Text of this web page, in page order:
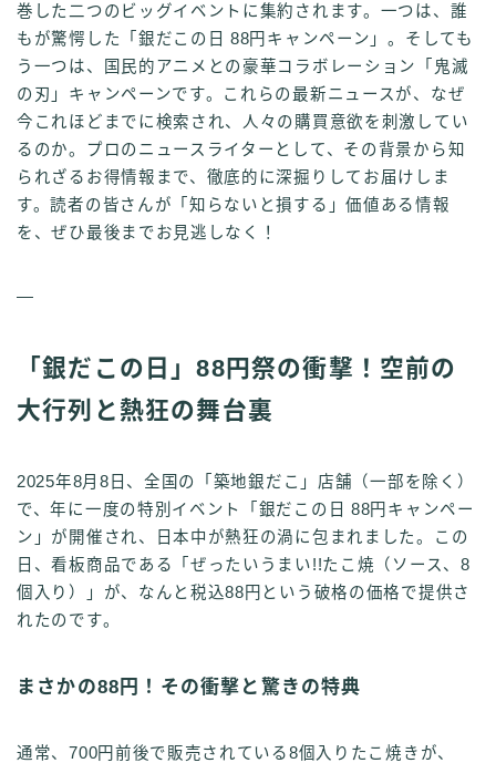
巻した二つのビッグイベントに集約されます。一つは、誰
もが驚愕した「銀だこの日 88円キャンペーン」。そしても
う一つは、国民的アニメとの豪華コラボレーション「鬼滅
の刃」キャンペーンです。これらの最新ニュースが、なぜ
今これほどまでに検索され、人々の購買意欲を刺激してい
るのか。プロのニュースライターとして、その背景から知
られざるお得情報まで、徹底的に深掘りしてお届けしま
す。読者の皆さんが「知らないと損する」価値ある情報
を、ぜひ最後までお見逃しなく！
—
「銀だこの日」88円祭の衝撃！空前の
大行列と熱狂の舞台裏
2025年8月8日、全国の「築地銀だこ」店舗（一部を除く）
で、年に一度の特別イベント「銀だこの日 88円キャンペー
ン」が開催され、日本中が熱狂の渦に包まれました。この
日、看板商品である「ぜったいうまい!!たこ焼（ソース、8
個入り）」が、なんと税込88円という破格の価格で提供さ
れたのです。
まさかの88円！その衝撃と驚きの特典
通常、700円前後で販売されている8個入りたこ焼きが、